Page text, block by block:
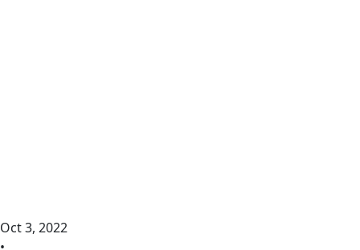
Oct 3, 2022